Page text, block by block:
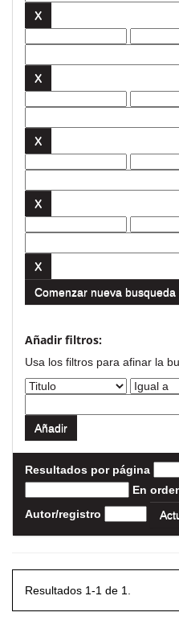
Comenzar nueva busqueda
Añadir filtros:
Usa los filtros para afinar la
Resultados por página
En
Autor/registro
Resultados 1-1 de 1.